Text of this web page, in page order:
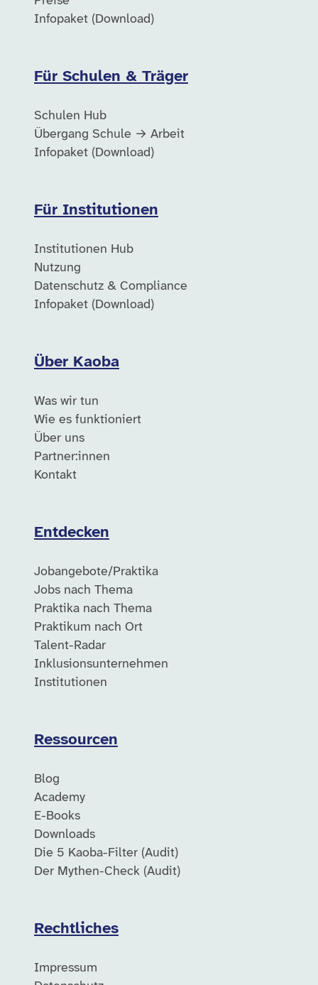
Infopaket (Download)
Für Schulen & Träger
Schulen Hub
Übergang Schule → Arbeit
Infopaket (Download)
Für Institutionen
Institutionen Hub
Nutzung
Datenschutz & Compliance
Infopaket (Download)
Über Kaoba
Was wir tun
Wie es funktioniert
Über uns
Partner:innen
Kontakt
Entdecken
Jobangebote/Praktika
Jobs nach Thema
Praktika nach Thema
Praktikum nach Ort
Talent-Radar
Inklusionsunternehmen
Institutionen
Ressourcen
Blog
Academy
E-Books
Downloads
Die 5 Kaoba-Filter (Audit)
Der Mythen-Check (Audit)
Rechtliches
Impressum